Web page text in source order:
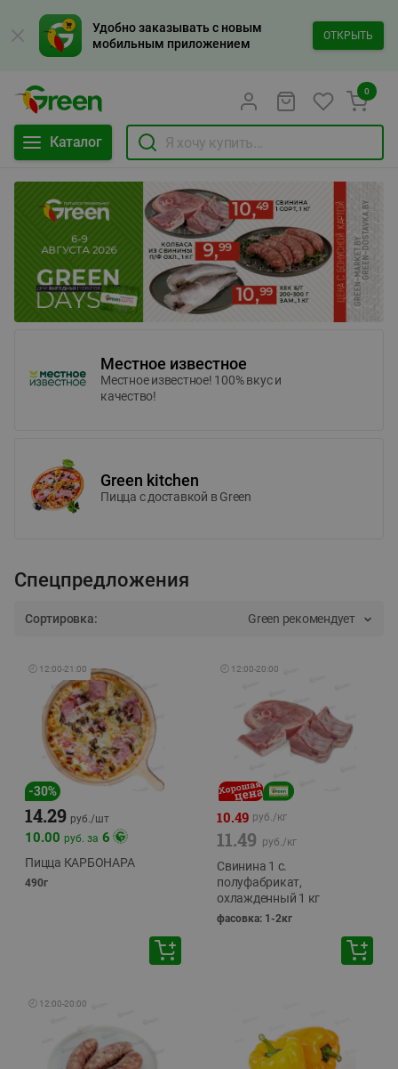
Удобно заказывать с новым
мобильным приложением
ОТКРЫТЬ
Каталог
0
Местное известное
Местное известное! 100% вкус и
качество!
Green kitchen
Пицца c доставкой в Green
Спецпредложения
Сортировка: Green рекомендует
🕘 12:00-21:00
-30%
14.29 руб./шт
10.00 руб. за 6
Пицца КАРБОНАРА
490г
🕘 12:00-20:00
10.49 руб./кг
11.49 руб./кг
Свинина 1 с.
полуфабрикат,
охлажденный 1 кг
фасовка: 1-2кг
🕘 12:00-20:00